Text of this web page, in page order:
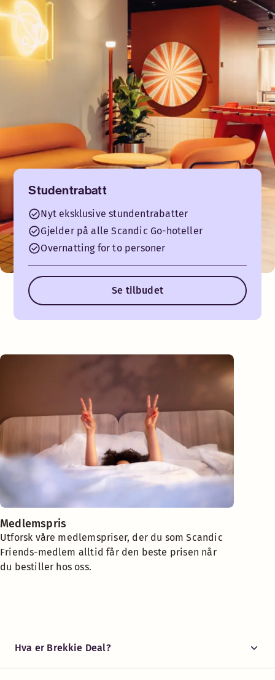
Studentrabatt
Nyt eksklusive stundentrabatter
Gjelder på alle Scandic Go-hoteller
Overnatting for to personer
Se tilbudet
Medlemspris
Utforsk våre medlemspriser, der du som Scandic
Friends-medlem alltid får den beste prisen når
du bestiller hos oss.
Hva er Brekkie Deal?